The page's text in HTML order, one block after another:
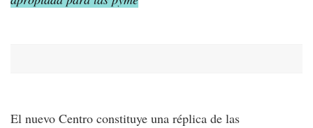
El nuevo Centro constituye una réplica de las